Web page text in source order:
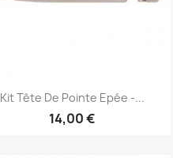
Aperçu rapide
Kit Tête De Pointe Epée -...
14,00 €